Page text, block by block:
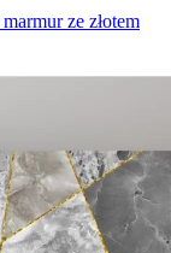
ze złotem